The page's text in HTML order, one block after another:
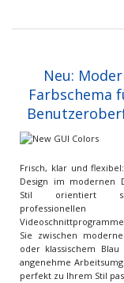
Neu:
Farbschema
Frisch, klar und
Design im modernen
Stil orientiert
professionellen
Sie zwischen
oder klassischem
angenehme
perfekt zu Ihrem Stil